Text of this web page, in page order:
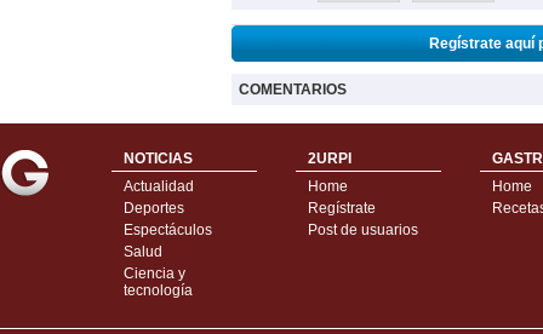
Regístrate aquí
COMENTARIOS
NOTICIAS
Actualidad
Deportes
Espectáculos
Salud
Ciencia y
tecnología
2URPI
Home
Regístrate
Post de usuarios
Home